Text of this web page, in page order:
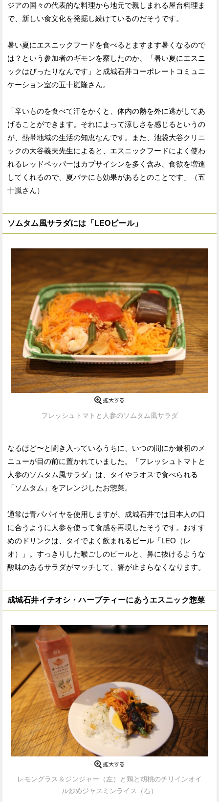
ジアの国々の代表的な料理から地元で親しまれる屋台料理ま
で、新しい食文化を発掘し続けているのだそうです。
暑い夏にエスニックフードを食べるとますます暑くなるので
は？という参加者のギモンを察したのか、「暑い夏にエスニ
ックはぴったりなんです」と成城石井コーポレートコミュニ
ケーション室の五十嵐隆さん。
「辛いものを食べて汗をかくと、体内の熱を外に逃がしてあ
げることができます。それによって涼しさを感じるというの
が、熱帯地域の生活の知恵なんです。また、池袋大谷クリニ
ックの大谷義夫先生によると、エスニックフードによく使わ
れるレッドペッパーはカプサイシンを多く含み、食欲を増進
してくれるので、夏バテにも効果があるとのことです」（五
十嵐さん）
ソムタム風サラダには「LEOビール」
フレッシュトマトと人参のソムタム風サラダ
なるほど〜と聞き入っているうちに、いつの間にか最初のメ
ニューが目の前に置かれていました。「フレッシュトマトと
人参のソムタム風サラダ」は、タイやラオスで食べられる
「ソムタム」をアレンジしたお惣菜。
通常は青パパイヤを使用しますが、成城石井では日本人の口
に合うように人参を使って食感を再現したそうです。おすす
めのドリンクは、タイでよく飲まれるビール「LEO（レ
オ）」。すっきりした喉ごしのビールと、鼻に抜けるような
酸味のあるサラダがマッチして、箸が止まらなくなります。
成城石井イチオシ・ハーブティーにあうエスニック惣菜
レモングラス＆ジンジャー（左）と鶏と胡桃のチリインオイ
ル炒めジャスミンライス（右）